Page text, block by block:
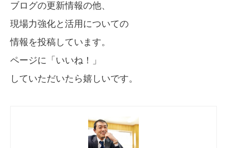
ブログの更新情報の他、
現場力強化と活用についての
情報を投稿しています。
ページに「いいね！」
していただいたら嬉しいです。